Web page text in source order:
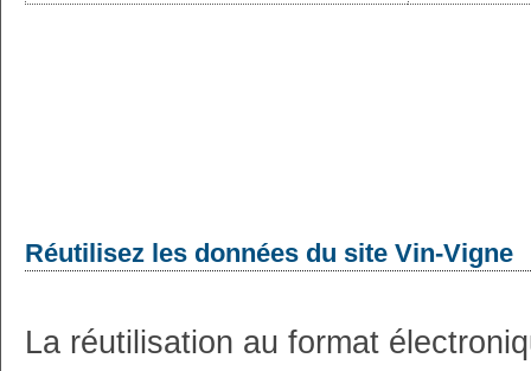
Réutilisez les données du site Vin-Vigne
La réutilisation au format